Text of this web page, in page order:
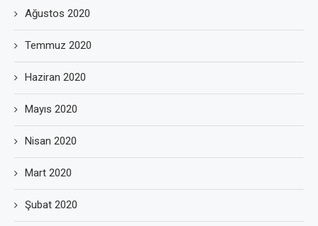
Ağustos 2020
Temmuz 2020
Haziran 2020
Mayıs 2020
Nisan 2020
Mart 2020
Şubat 2020